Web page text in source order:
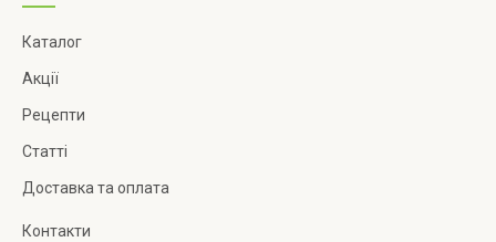
Каталог
Акції
Рецепти
Статті
Доставка та оплата
Контакти